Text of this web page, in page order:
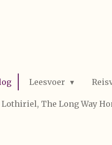
Leesvoer
Lothiriel, The Long Way